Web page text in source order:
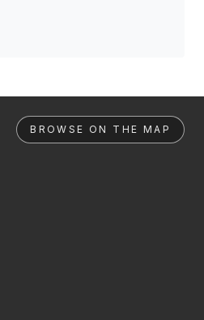
BROWSE ON THE MAP